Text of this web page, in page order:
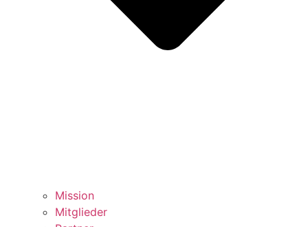
Mission
Mitglieder